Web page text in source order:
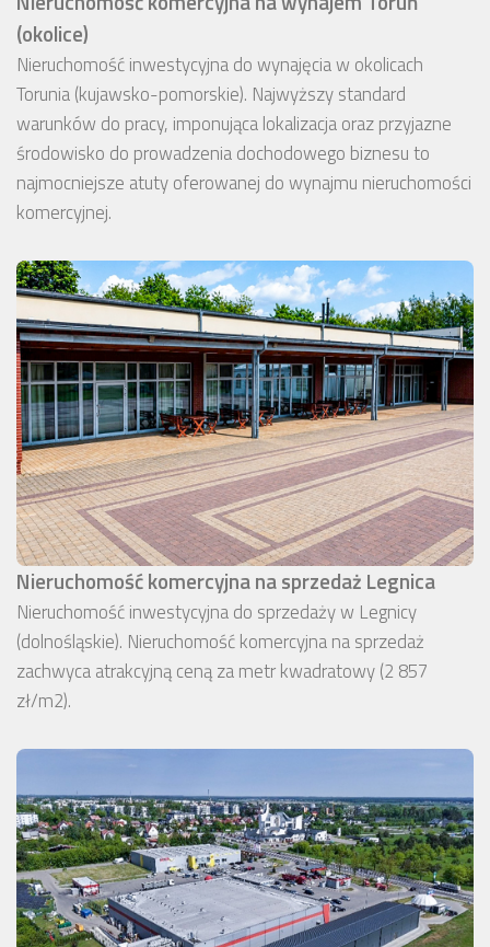
(okolice)
Nieruchomość inwestycyjna do wynajęcia w okolicach
Torunia (kujawsko-pomorskie). Najwyższy standard
warunków do pracy, imponująca lokalizacja oraz przyjazne
środowisko do prowadzenia dochodowego biznesu to
najmocniejsze atuty oferowanej do wynajmu nieruchomości
komercyjnej.
Nieruchomość komercyjna na sprzedaż Legnica
Nieruchomość inwestycyjna do sprzedaży w Legnicy
(dolnośląskie). Nieruchomość komercyjna na sprzedaż
zachwyca atrakcyjną ceną za metr kwadratowy (2 857
zł/m2).